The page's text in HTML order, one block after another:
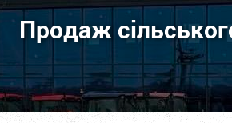
Продаж